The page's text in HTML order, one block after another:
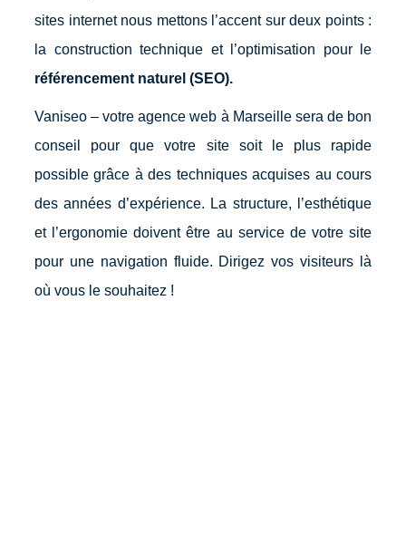
sites internet nous mettons l’accent sur deux points :
la construction technique et l’optimisation pour le
référencement naturel (SEO).
Vaniseo – votre agence web à Marseille sera de bon
conseil pour que votre site soit le plus rapide
possible grâce à des techniques acquises au cours
des années d’expérience. La structure, l’esthétique
et l’ergonomie doivent être au service de votre site
pour une navigation fluide. Dirigez vos visiteurs là
où vous le souhaitez !